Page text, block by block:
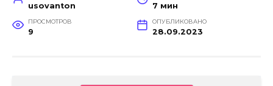
usovanton 7 мин
ПРОСМОТРОВ
9
ОПУБЛИКОВАНО
28.09.2023